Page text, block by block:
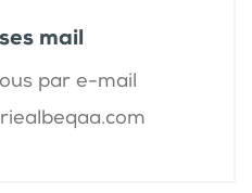
mail
par e-mail